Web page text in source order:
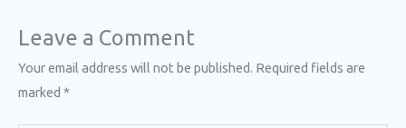
Leave a Comment
Your email address will not be published. Required fields are
marked *